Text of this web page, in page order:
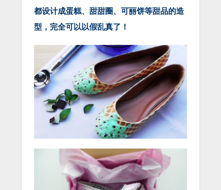
都设计成蛋糕、甜甜圈、可丽饼等甜品的造
型，完全可以以假乱真了！